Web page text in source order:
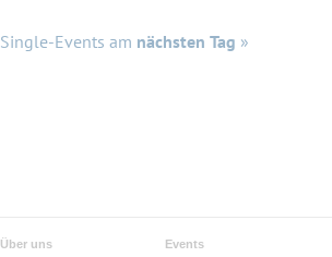
Single-Events am nächsten Tag »
Über uns Events